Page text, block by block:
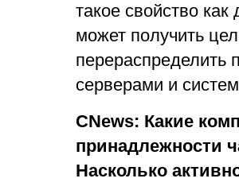
такое свойство
может получить
перераспределить
серверами и
CNews: Какие
принадлежности
Насколько